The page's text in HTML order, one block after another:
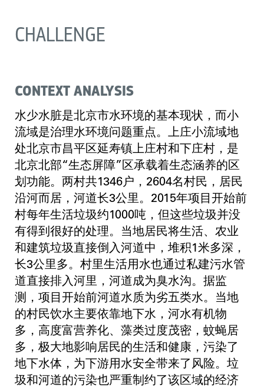
CHALLENGE
CONTEXT ANALYSIS
水少水脏是北京市水环境的基本现状，而小
流域是治理水环境问题重点。上庄小流域地
处北京市昌平区延寿镇上庄村和下庄村，是
北京北部“生态屏障”区承载着生态涵养的区
划功能。两村共1346户，2604名村民，居民
沿河而居，河道长3公里。2015年项目开始前
村每年生活垃圾约1000吨，但这些垃圾并没
有得到很好的处理。当地居民将生活、农业
和建筑垃圾直接倒入河道中，堆积1米多深，
长3公里多。村里生活用水也通过私建污水管
道直接排入河里，河道成为臭水沟。据监
测，项目开始前河道水质为劣五类水。当地
的村民饮水主要依靠地下水，河水有机物
多，高度富营养化、藻类过度茂密，蚊蝇居
多，极大地影响居民的生活和健康，污染了
地下水体，为下游用水安全带来了风险。垃
圾和河道的污染也严重制约了该区域的经济